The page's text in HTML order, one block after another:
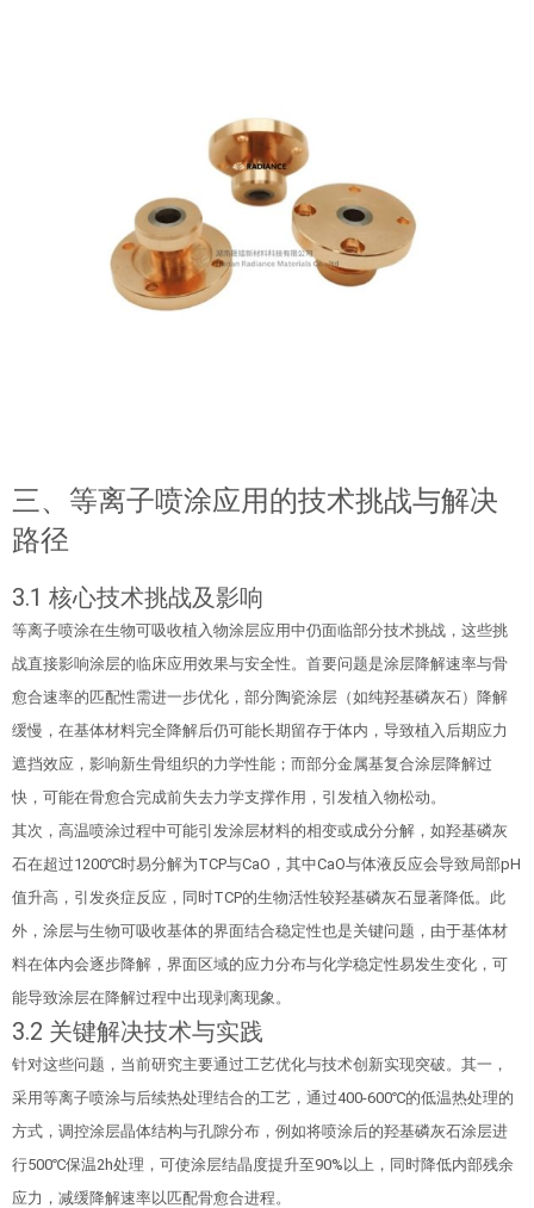
三、等离子喷涂应用的技术挑战与解决
路径
3.1 核心技术挑战及影响
等离子喷涂在生物可吸收植入物涂层应用中仍面临部分技术挑战，这些挑
战直接影响涂层的临床应用效果与安全性。首要问题是涂层降解速率与骨
愈合速率的匹配性需进一步优化，部分陶瓷涂层（如纯羟基磷灰石）降解
缓慢，在基体材料完全降解后仍可能长期留存于体内，导致植入后期应力
遮挡效应，影响新生骨组织的力学性能；而部分金属基复合涂层降解过
快，可能在骨愈合完成前失去力学支撑作用，引发植入物松动。
其次，高温喷涂过程中可能引发涂层材料的相变或成分分解，如羟基磷灰
石在超过1200℃时易分解为TCP与CaO，其中CaO与体液反应会导致局部pH
值升高，引发炎症反应，同时TCP的生物活性较羟基磷灰石显著降低。此
外，涂层与生物可吸收基体的界面结合稳定性也是关键问题，由于基体材
料在体内会逐步降解，界面区域的应力分布与化学稳定性易发生变化，可
能导致涂层在降解过程中出现剥离现象。
3.2 关键解决技术与实践
针对这些问题，当前研究主要通过工艺优化与技术创新实现突破。其一，
采用等离子喷涂与后续热处理结合的工艺，通过400-600℃的低温热处理的
方式，调控涂层晶体结构与孔隙分布，例如将喷涂后的羟基磷灰石涂层进
行500℃保温2h处理，可使涂层结晶度提升至90%以上，同时降低内部残余
应力，减缓降解速率以匹配骨愈合进程。